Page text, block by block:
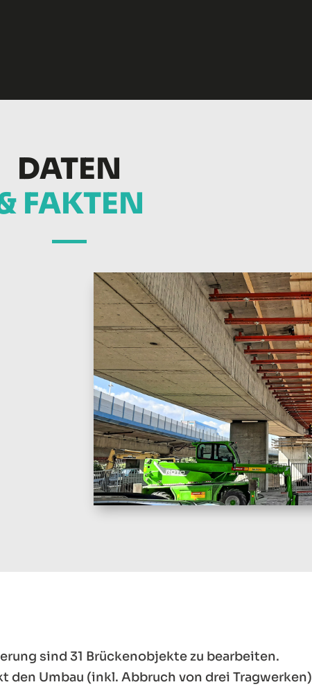
DATEN
FAKTEN
sind 31 Brückenobjekte zu bearbeiten.
den Umbau (inkl. Abbruch von drei Tragwerken)